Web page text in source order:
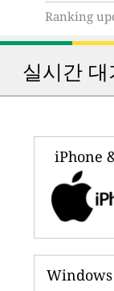
Ranking
실시간
iPhone
Windows